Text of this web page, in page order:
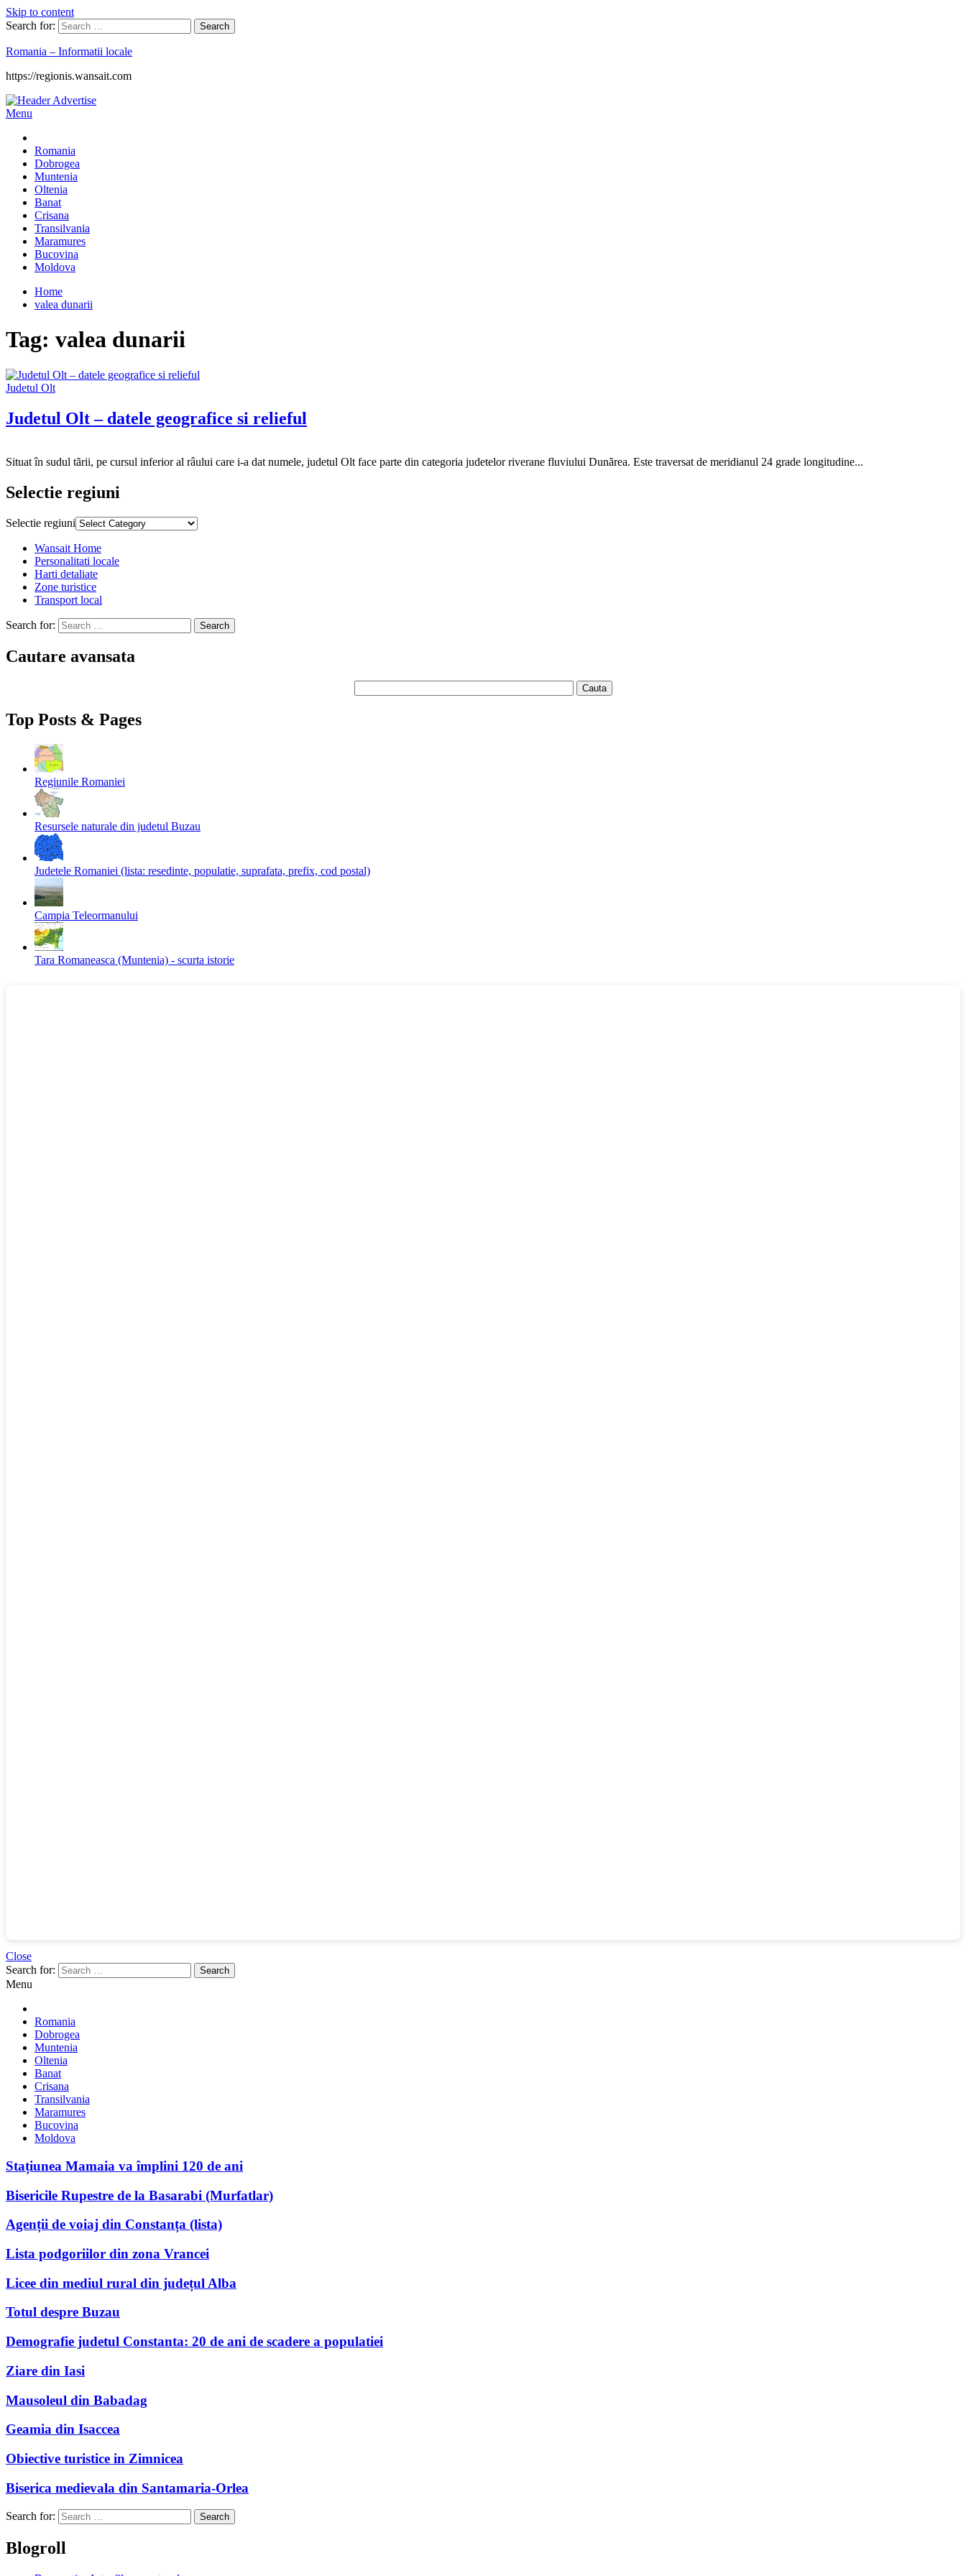
Skip to content
Search for:
Romania – Informatii locale
https://regionis.wansait.com
Menu
Romania
Dobrogea
Muntenia
Oltenia
Banat
Crisana
Transilvania
Maramures
Bucovina
Moldova
Home
valea dunarii
Tag: valea dunarii
Judetul Olt
Judetul Olt – datele geografice si relieful
18,
Situat în sudul tãrii, pe cursul inferior al râului care i-a dat numele, judetul Olt face parte din categoria judetelor riverane fluviului Dunãrea. Este traversat de meridianul 24 grade longitudine...
Selectie regiuni
Selectie regiuni
Wansait Home
Personalitati locale
Harti detaliate
Zone turistice
Transport local
Search for:
Cautare avansata
Top Posts & Pages
Regiunile Romaniei
Resursele naturale din judetul Buzau
Judetele Romaniei (lista: resedinte, populatie, suprafata, prefix, cod postal)
Campia Teleormanului
Tara Romaneasca (Muntenia) - scurta istorie
Close
Search for:
Menu
Romania
Dobrogea
Muntenia
Oltenia
Banat
Crisana
Transilvania
Maramures
Bucovina
Moldova
Stațiunea Mamaia va împlini 120 de ani
Bisericile Rupestre de la Basarabi (Murfatlar)
Agenții de voiaj din Constanța (lista)
Lista podgoriilor din zona Vrancei
Licee din mediul rural din județul Alba
Totul despre Buzau
Demografie judetul Constanta: 20 de ani de scadere a populatiei
Ziare din Iasi
Mausoleul din Babadag
Geamia din Isaccea
Obiective turistice in Zimnicea
Biserica medievala din Santamaria-Orlea
Search for:
Blogroll